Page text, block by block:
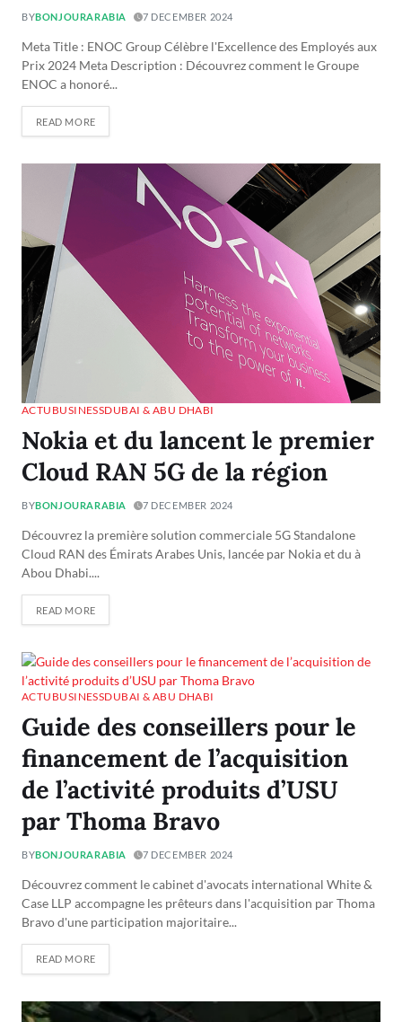
BYBONJOURARABIA 7 DECEMBER 2024
Meta Title : ENOC Group Célèbre l'Excellence des Employés aux
Prix 2024 Meta Description : Découvrez comment le Groupe
ENOC a honoré...
READ MORE
ACTU BUSINESSDUBAI & ABU DHABI
Nokia et du lancent le premier
Cloud RAN 5G de la région
BYBONJOURARABIA 7 DECEMBER 2024
Découvrez la première solution commerciale 5G Standalone
Cloud RAN des Émirats Arabes Unis, lancée par Nokia et du à
Abou Dhabi....
READ MORE
ACTU BUSINESSDUBAI & ABU DHABI
Guide des conseillers pour le
financement de l’acquisition
de l’activité produits d’USU
par Thoma Bravo
BYBONJOURARABIA 7 DECEMBER 2024
Découvrez comment le cabinet d'avocats international White &
Case LLP accompagne les prêteurs dans l'acquisition par Thoma
Bravo d'une participation majoritaire...
READ MORE